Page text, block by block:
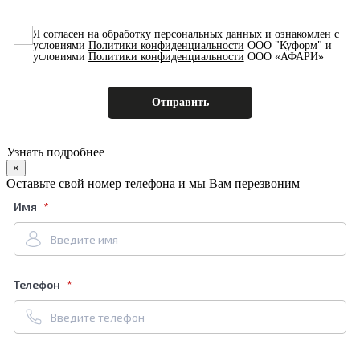
Я согласен на обработку персональных данныхи ознакомлен с
условиями Политики конфиденциальности ООО "Куформ" и
условиями Политики конфиденциальности ООО «АФАРИ»
Узнать подробнее
×
Оставьте свой номер телефона и мы Вам перезвоним
Имя
Телефон